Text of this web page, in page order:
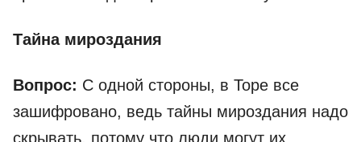
Тайна мироздания
Вопрос: С одной стороны, в Торе все
зашифровано, ведь тайны мироздания надо
скрывать, потому что люди могут их